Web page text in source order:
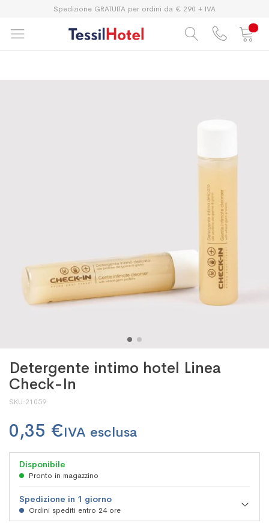
Spedizione GRATUITA per ordini da € 290 + IVA
Detergente intimo hotel Linea
Check-In
SKU 21059
Disponibile
Pronto in magazzino
Spedizione in 1 giorno
Ordini spediti entro 24 ore
0,35 €